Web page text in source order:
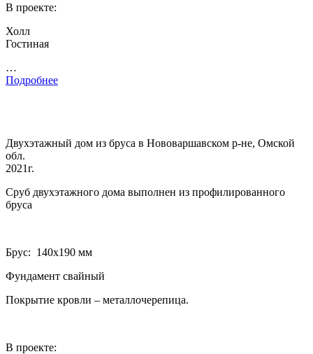
В проекте:
Холл
Гостиная
…
Подробнее
Двухэтажный дом из бруса в Нововаршавском р-не, Омской
обл.
2021г.
Сруб двухэтажного дома выполнен из профилированного
бруса
Брус: 140­х190 мм
Фундамент свайный
Покрытие кровли – металлочерепица.
В проекте: